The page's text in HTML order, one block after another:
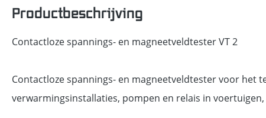
Productbeschrijving
Contactloze spannings- en magneetveldtester VT 2
Contactloze spannings- en magneetveldtester voor het
verwarmingsinstallaties, pompen en relais in